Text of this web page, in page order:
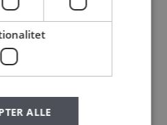
500 G
ALLE